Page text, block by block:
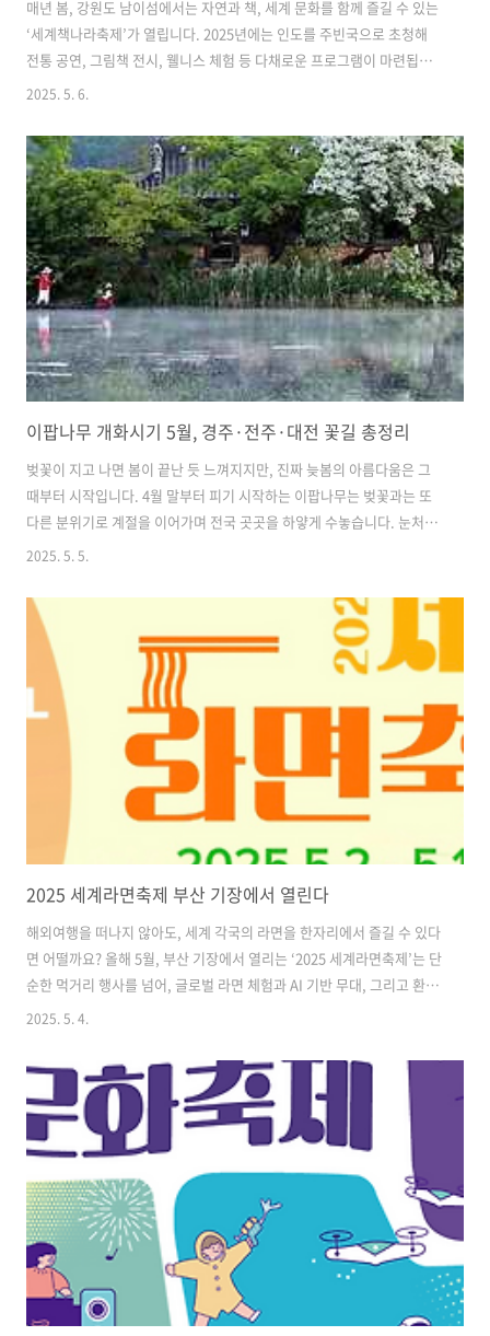
매년 봄, 강원도 남이섬에서는 자연과 책, 세계 문화를 함께 즐길 수 있는
‘세계책나라축제’가 열립니다. 2025년에는 인도를 주빈국으로 초청해
전통 공연, 그림책 전시, 웰니스 체험 등 다채로운 프로그램이 마련됩니
다. 가족 단위 방문객부터 책과 예술을 좋아하는 여행자까지 모두가 만족
이 될 것입니다. 오늘은 5월 18일까지 예정되어 있는 남이섬 세계 책나라
축제에 대해 이야기 해보겠습니다. 남이섬에서 열리는 세계 책나라 축제
남이섬세계책나라축제는 매년 봄, 책과 문화를 사랑하는 이들에게 특별
한 경험을 선사하는 대표적인 문화행사입니다. 2025년 축제는 5월 3일
부터 18일까지 약 보름간 진행되며, 인도를 주빈국으로 초청해 그 어느
해보..
2025. 5. 6.
이팝나무 개화시기 5월, 경주·전주·대전 꽃길 총정리
벚꽃이 지고 나면 봄이 끝난 듯 느껴지지만, 진짜 늦봄의 아름다움은 그
때부터 시작입니다. 4월 말부터 피기 시작하는 이팝나무는 벚꽃과는 또
다른 분위기로 계절을 이어가며 전국 곳곳을 하얗게 수놓습니다. 눈처럼
포근한 이팝나무 꽃길은 여행자들에게 특별한 풍경과 사진을 선사하며 5
무 명소로 떠오른 여행지를 지금부터 소개합니다. 신라의 숨결 속에서 피
어난 이팝나무, 경주 오릉경주는 고대 신라의 유산을 간직한 역사 도시
로, 이팝나무 명소로도 손꼽히는 곳입니다. 특히 다섯 왕의 무덤이 모여
있는 오릉은 이팝나무가 만개하는 5월 초, 고분의 고즈넉한 분위기와 어
우러져 독특한 풍경을 자아냅니다. 입구부터 이어지는 길을 따라 펼쳐진
이팝나무 군락..
2025. 5. 5.
2025 세계라면축제 부산 기장에서 열린다
해외여행을 떠나지 않아도, 세계 각국의 라면을 한자리에서 즐길 수 있다
면 어떨까요? 올해 5월, 부산 기장에서 열리는 ‘2025 세계라면축제’는 단
순한 먹거리 행사를 넘어, 글로벌 라면 체험과 AI 기반 무대, 그리고 환경
을 생각한 운영까지 겸비한 이색 축제로 기대를 모으고 있습니다. 봄 나
기회입니다. 라면으로 떠나는 세계 여행, 부산에서 만나다라면으로 떠나
는 세계 여행, 부산에서 만나다2025년 5월, 부산 기장 오시리아관광단지
에서는 전 세계 라면을 한자리에서 즐길 수 있는 ‘2025 세계라면축제’가
열립니다. 단순한 먹거리를 넘어 체험, 문화, 기술, 환경이 결합된 복합형
축제로, 가족 단위는 물론 미식가들의 호기심을 자극하는 행사..
2025. 5. 4.